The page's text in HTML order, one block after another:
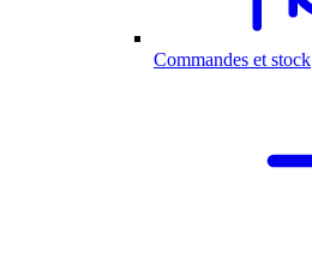
Commandes et stock